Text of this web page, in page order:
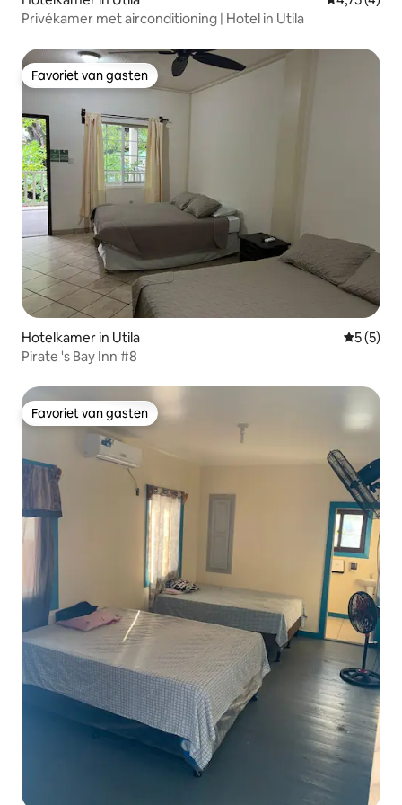
Privékamer met airconditioning | Hotel in Utila
Favoriet van gasten
Favoriet van gasten
Hotelkamer in Utila
5 (5)
Pirate 's Bay Inn #8
Favoriet van gasten
Favoriet van gasten